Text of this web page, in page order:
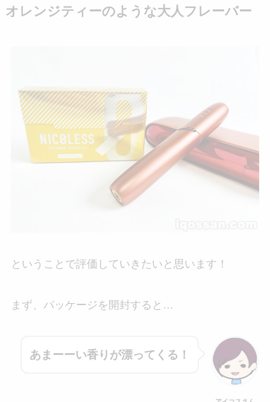
オレンジティーのような大人フレーバー
ということで評価していきたいと思います！
まず、パッケージを開封すると…
あまーーい香りが漂ってくる！